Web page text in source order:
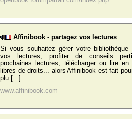
Affinibook - partagez vos lectures
Si vous souhaitez gérer votre bibliothèque
vos lectures, profiter de conseils
prochaines lectures, télécharger ou lire
libres de droits... alors Affinibook est fait
plu [...]
www.affinibook.com